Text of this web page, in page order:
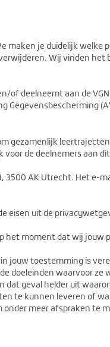
maken je duidelijk welke
Wij vinden
deelneemt aan de
Gegevensbescherming
gezamenlijk
de deelnemers aan
3500 AK Utrecht. Het e-
eisen uit de
het moment dat wij jouw
jouw toestemming is
doeleinden waarvoor
geval helder uit
te kunnen leveren of
meer afspraken te